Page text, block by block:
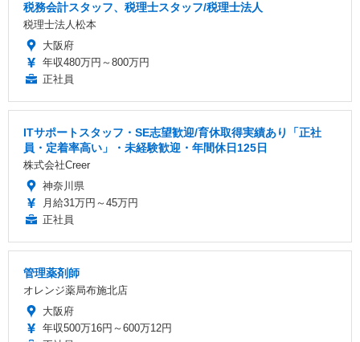
税務会計スタッフ、税理士スタッフ/税理士法人
税理士法人松本
大阪府
年収480万円～800万円
正社員
ITサポートスタッフ・SE志望歓迎/育休取得実績あり「正社
員・定着率高い」・未経験歓迎・年間休日125日
株式会社Creer
神奈川県
月給31万円～45万円
正社員
管理薬剤師
オレンジ薬局布施北店
大阪府
年収500万16円～600万12円